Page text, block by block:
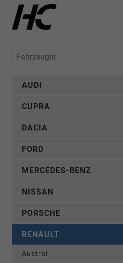
Fahrzeugnr.
AUDI
CUPRA
DACIA
FORD
MERCEDES-BENZ
NISSAN
PORSCHE
RENAULT
Austral